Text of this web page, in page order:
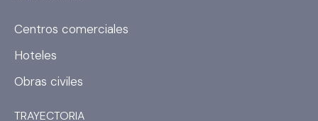
Centros comerciales
Hoteles
Obras civiles
TRAYECTORIA